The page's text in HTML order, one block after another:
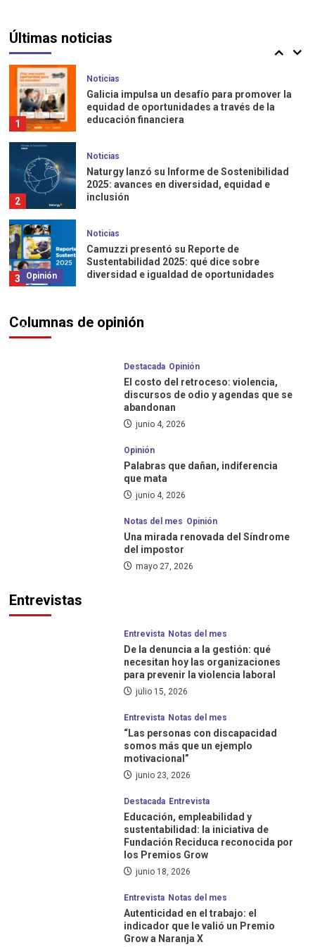
Últimas noticias
5
López segunda ciudad en primera infancia
1
Noticias
Galicia impulsa un desafío para promover la
equidad de oportunidades a través de la
educación financiera
2
Noticias
Naturgy lanzó su Informe de Sostenibilidad
2025: avances en diversidad, equidad e
inclusión
3
Noticias
Camuzzi presentó su Reporte de
Sustentabilidad 2025: qué dice sobre
diversidad e igualdad de oportunidades
ADRHA abre la inscripción a la tercera
edición de su Certificación DEIB con foco en
Destacada Noticias
Qué mide el índice nido, que ubicó a Vicente
López segunda ciudad en primera infancia
Galicia impulsa un desafío para promover la
equidad de oportunidades a través de la
Naturgy lanzó su Informe de Sostenibilidad
2025: avances en diversidad, equidad e
Camuzzi presentó su Reporte de
Sustentabilidad 2025: qué dice sobre
diversidad e igualdad de oportunidades
Destacada Noticias
edición de su Certificación DEIB con foco en
liderazgo, cultura y transformación
organizacional
Qué mide el índice nido, que ubicó a Vicente
López segunda ciudad en primera infancia
Columnas de opinión
Opinión
junio 24, 2026
Destacada Opinión
El costo del retroceso: violencia,
discursos de odio y agendas que se
abandonan
junio 4, 2026
Opinión
Palabras que dañan, indiferencia
que mata
junio 4, 2026
Notas del mes Opinión
Una mirada renovada del Síndrome
del impostor
mayo 27, 2026
Entrevistas
Entrevista Notas del mes
De la denuncia a la gestión: qué
necesitan hoy las organizaciones
para prevenir la violencia laboral
julio 15, 2026
Entrevista Notas del mes
“Las personas con discapacidad
somos más que un ejemplo
motivacional”
junio 23, 2026
Destacada Entrevista
Educación, empleabilidad y
sustentabilidad: la iniciativa de
Fundación Reciduca reconocida por
los Premios Grow
junio 18, 2026
Entrevista Notas del mes
Autenticidad en el trabajo: el
indicador que le valió un Premio
Grow a Naranja X